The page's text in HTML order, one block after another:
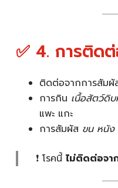
✅ 4. การติด
ติดต่อจากการสัมผั
การกิน เนื้อสัตว์ดิ
แพะ แกะ
การสัมผัส ขน หนัง
❗ โรคนี้ ไม่ติดต่อจา